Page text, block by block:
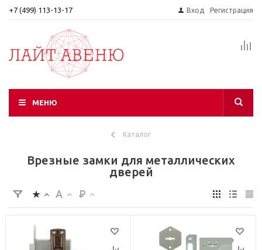
+7 (499) 113-13-17 Вход Регистрация
МЕНЮ
Каталог
Врезные замки для металлических
дверей